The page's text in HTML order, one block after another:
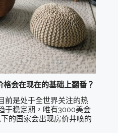
会在现在的基础上翻番？
前是处于全世界关注的热
于稳定期，唯有3000美金
的国家会出现房价井喷的